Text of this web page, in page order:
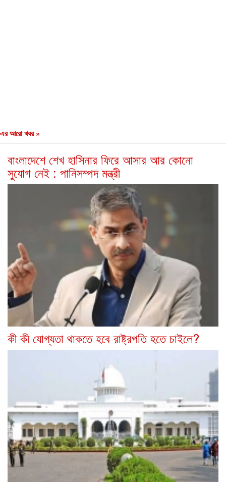
এর আরো খবর »
বাংলাদেশে শেখ হাসিনার ফিরে আসার আর কোনো
সুযোগ নেই : পানিসম্পদ মন্ত্রী
কী কী যোগ্যতা থাকতে হবে রাষ্ট্রপতি হতে চাইলে?